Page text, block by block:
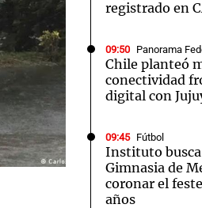
registrado en
09:50 Panorama
Chile planteó
conectividad
digital con
09:45 Fútbol
Instituto busca
Gimnasia de
coronar el
años